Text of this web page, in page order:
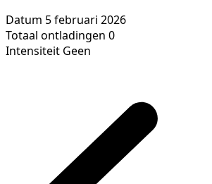
Datum 5 februari 2026
Totaal ontladingen 0
Intensiteit Geen